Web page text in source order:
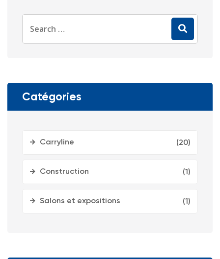
for:
Catégories
Carryline (20)
Construction (1)
Salons et expositions (1)